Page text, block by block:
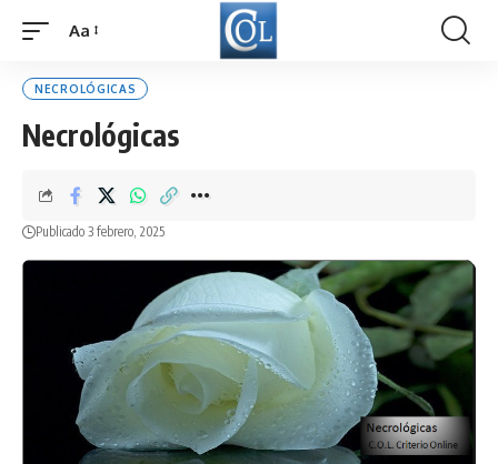
Font
Aa
NECROLÓGICAS
Necrológicas
Publicado 3 febrero, 2025